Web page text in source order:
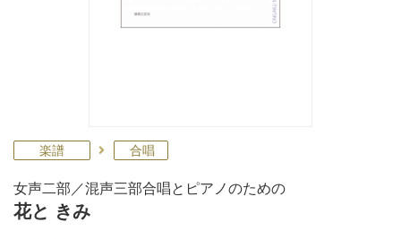
楽譜 合唱
女声二部／混声三部合唱とピアノのための
花と きみ